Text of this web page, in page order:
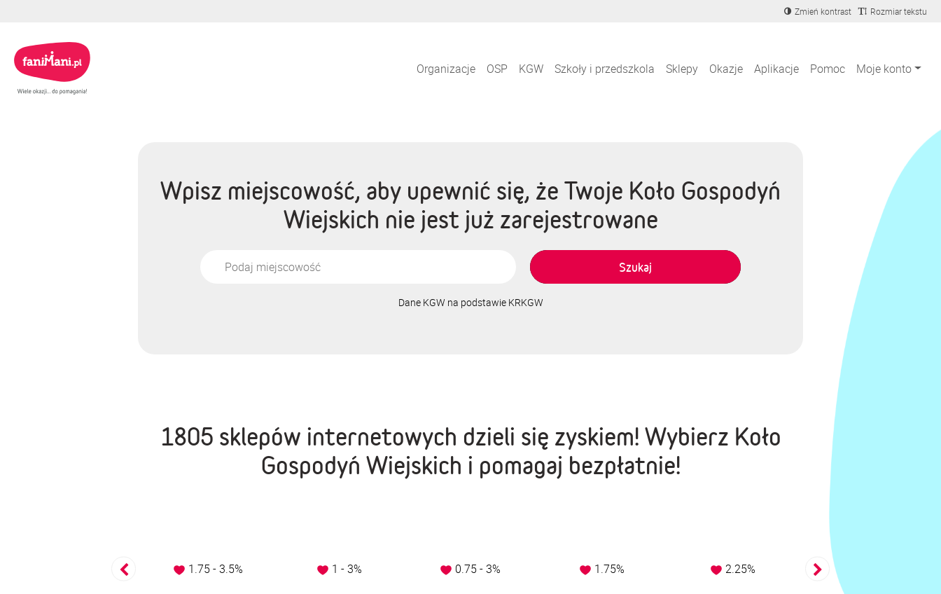
Zmień kontrast Rozmiar tekstu
Organizacje OSP KGW Szkoły i przedszkola Sklepy Okazje Aplikacje Pomoc Moje konto
Wpisz miejscowość, aby upewnić się, że Twoje Koło Gospodyń
Wiejskich nie jest już zarejestrowane
Szukaj
Dane KGW na podstawie KRKGW
1805 sklepów internetowych dzieli się zyskiem! Wybierz Koło
Gospodyń Wiejskich i pomagaj bezpłatnie!
1.75 - 3.5% 1 - 3% 0.75 - 3% 1.75% 2.25%